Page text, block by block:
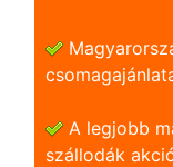
A legjobb
szállodák